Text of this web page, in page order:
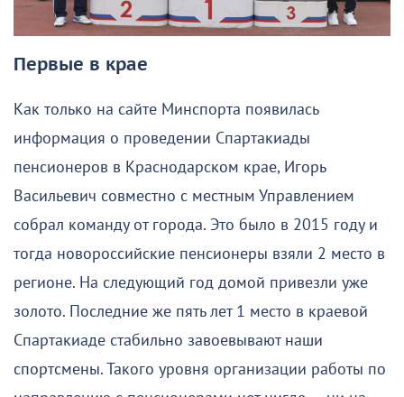
Первые в крае
Как только на сайте Минспорта появилась
информация о проведении Спартакиады
пенсионеров в Краснодарском крае, Игорь
Васильевич совместно с местным Управлением
собрал команду от города. Это было в 2015 году и
тогда новороссийские пенсионеры взяли 2 место в
регионе. На следующий год домой привезли уже
золото. Последние же пять лет 1 место в краевой
Спартакиаде стабильно завоевывают наши
спортсмены. Такого уровня организации работы по